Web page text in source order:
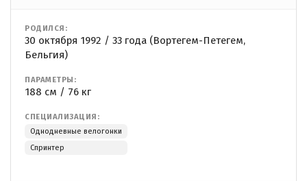
РОДИЛСЯ:
30 октября 1992 / 33 года (Вортегем-Петегем,
Бельгия)
ПАРАМЕТРЫ:
188 см / 76 кг
СПЕЦИАЛИЗАЦИЯ:
Однодневные велогонки
Спринтер